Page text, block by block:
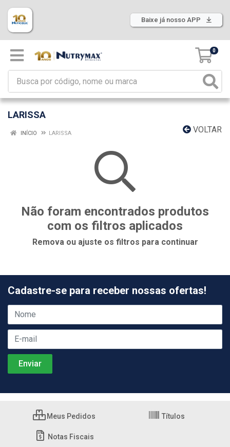
Baixe já nosso APP
0
LARISSA
VOLTAR
INÍCIO LARISSA
Não foram encontrados produtos
com os filtros aplicados
Remova ou ajuste os filtros para continuar
Cadastre-se para receber nossas ofertas!
Meus Pedidos Títulos
Notas Fiscais